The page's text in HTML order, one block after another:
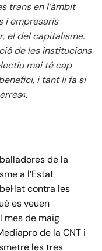
trans en l’àmbit
i empresaris
el del capitalisme.
de les institucions
mai té cap
i tant li fa si
«.
de la
a l’Estat
contra les
es veuen
mes de maig
de la CNT i
les tres